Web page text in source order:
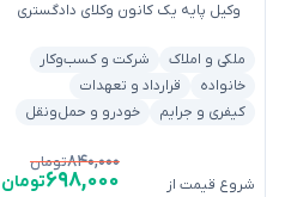
وکیل پایه یک کانون وکلای دادگستری
ملکی و املاک
شرکت و کسب‌وکار
خانواده
قرارداد و تعهدات
کیفری و جرایم
خودرو و حمل‌ونقل
شروع قیمت از
۸۴۰,۰۰۰تومان
۶۹۸,۰۰۰تومان